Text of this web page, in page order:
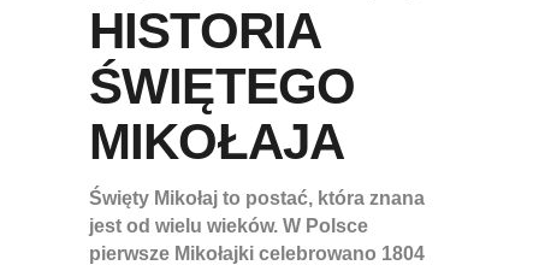
HISTORIA
ŚWIĘTEGO
MIKOŁAJA
Święty Mikołaj to postać, która znana
jest od wielu wieków. W Polsce
pierwsze Mikołajki celebrowano 1804